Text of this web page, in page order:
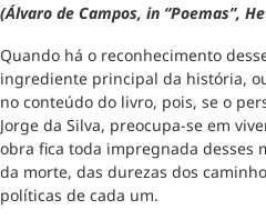
(Álvaro de Campos, in “Poemas”,
Quando há o reconhecimento
ingrediente principal da história,
no conteúdo do livro, pois, se o
Jorge da Silva, preocupa-se em
obra fica toda impregnada desses
da morte, das durezas dos
políticas de cada um.